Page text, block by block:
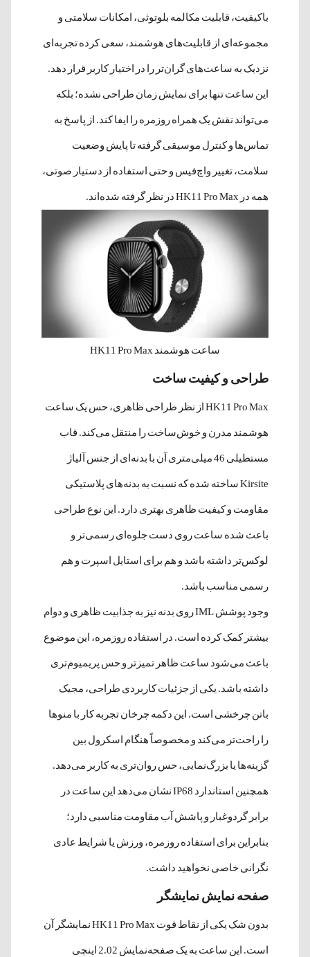
باکیفیت، قابلیت مکالمه بلوتوثی، امکانات سلامتی و
مجموعه‌ای از قابلیت‌های هوشمند، سعی کرده تجربه‌ای
نزدیک به ساعت‌های گران‌تر را در اختیار کاربر قرار دهد.
این ساعت تنها برای نمایش زمان طراحی نشده؛ بلکه
می‌تواند نقش یک همراه روزمره را ایفا کند. از پاسخ به
تماس‌ها و کنترل موسیقی گرفته تا پایش وضعیت
سلامت، تغییر واچ‌فیس و حتی استفاده از دستیار صوتی،
همه در HK11 Pro Max در نظر گرفته شده‌اند.
ساعت هوشمند HK11 Pro Max
طراحی و کیفیت ساخت
HK11 Pro Max از نظر طراحی ظاهری، حس یک ساعت
هوشمند مدرن و خوش‌ساخت را منتقل می‌کند. قاب
مستطیلی 46 میلی‌متری آن با بدنه‌ای از جنس آلیاژ
Kirsite ساخته شده که نسبت به بدنه‌های پلاستیکی
مقاومت و کیفیت ظاهری بهتری دارد. این نوع طراحی
باعث شده ساعت روی دست جلوه‌ای رسمی‌تر و
لوکس‌تر داشته باشد و هم برای استایل اسپرت و هم
رسمی مناسب باشد.
وجود پوشش IML روی بدنه نیز به جذابیت ظاهری و دوام
بیشتر کمک کرده است. در استفاده روزمره، این موضوع
باعث می‌شود ساعت ظاهر تمیزتر و حس پریمیوم‌تری
داشته باشد. یکی از جزئیات کاربردی طراحی، مجیک
باتن چرخشی است. این دکمه چرخان تجربه کار با منوها
را راحت‌تر می‌کند و مخصوصاً هنگام اسکرول بین
گزینه‌ها یا بزرگ‌نمایی، حس روان‌تری به کاربر می‌دهد.
همچنین استاندارد IP68 نشان می‌دهد این ساعت در
برابر گردوغبار و پاشش آب مقاومت مناسبی دارد؛
بنابراین برای استفاده روزمره، ورزش یا شرایط عادی
نگرانی خاصی نخواهید داشت.
صفحه نمایش نمایشگر
بدون شک یکی از نقاط قوت HK11 Pro Max نمایشگر آن
است. این ساعت به یک صفحه‌نمایش 2.02 اینچی